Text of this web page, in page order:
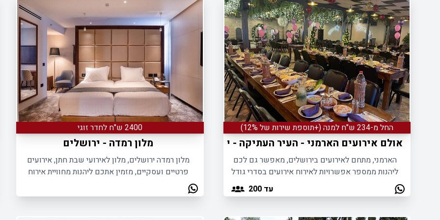
החל מ-234 ש"ח למנה (+תוספת שירות של 12%)
אולם אירועים הארמני - העיר העתיקה - ירושלים
הארמני, מתחם לאירועים בירושלים, מאפשר גם לכם
ליהנות ממספר אפשרויות לאירוח אירועים בסדרי גודל
שונים ובאווירה משפחתית ומפנקת.
עד 200
2400 ש"ח לחדר זוגי
מלון רמדה - ירושלים
מלון רמדה ירושלים, מלון לאירועי שבת חתן, אירועים
פרטיים ועסקיים, מזמין אתכם ליהנות מחוויית אירוח
זמן.